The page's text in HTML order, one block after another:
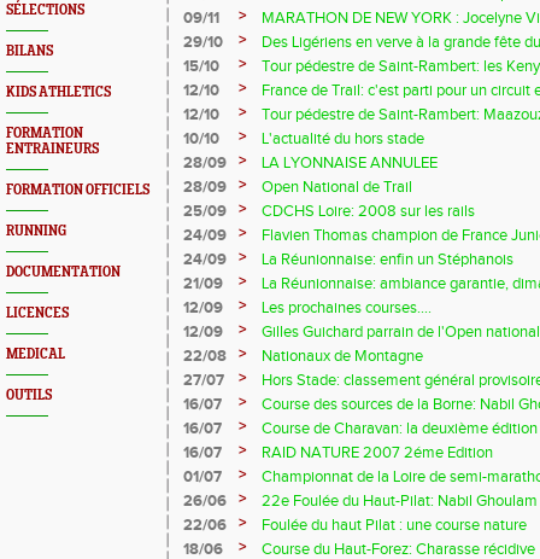
SÉLECTIONS
BILANS
KIDS ATHLETICS
FORMATION
ENTRAINEURS
FORMATION OFFICIELS
RUNNING
DOCUMENTATION
LICENCES
MEDICAL
OUTILS
09/11
>
MARATHON DE NEW YORK : Jocelyne
29/10
>
Des Ligériens en verve à la grande fête
15/10
>
Tour pédestre de Saint-Rambert: les
12/10
>
France de Trail: c'est parti pour un circuit
12/10
>
Tour pédestre de Saint-Rambert:
10/10
>
L'actualité du hors stade
28/09
>
LA LYONNAISE ANNULEE
28/09
>
Open National de Trail
25/09
>
CDCHS Loire: 2008 sur les rails
24/09
>
Flavien Thomas champion de France
24/09
>
La Réunionnaise: enfin un Stéphanois
21/09
>
La Réunionnaise: ambiance garantie,
12/09
>
Les prochaines courses....
12/09
>
Gilles Guichard parrain de l'Open
22/08
>
Nationaux de Montagne
27/07
>
Hors Stade: classement général
départemental
16/07 >
Course des sources de la Borne: Nabil
16/07
>
Course de Charavan: la deuxième
16/07
>
RAID NATURE 2007 2éme Edition
01/07
>
Championnat de la Loire de semi-
26/06
>
22e Foulée du Haut-Pilat: Nabil
22/06
>
Foulée du haut Pilat : une course nature
18/06
>
Course du Haut-Forez: Charasse récidive